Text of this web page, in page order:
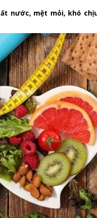
nước, mệt mỏi, khó